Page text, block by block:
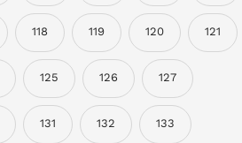
118 119 120 121
125 126 127
131 132 133